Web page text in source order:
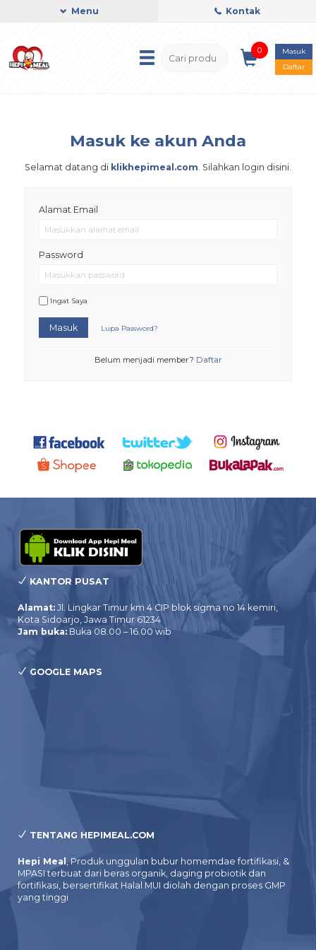
Menu Kontak
0
Masuk
Daftar
Masuk ke akun Anda
Selamat datang di klikhepimeal.com . Silahkan login disini.
Alamat Email
Password
Ingat Saya
Masuk Lupa Password?
Belum menjadi member? Daftar
KANTOR PUSAT
Alamat: Jl. Lingkar Timur km 4 CIP blok sigma no 14 kemiri,
Kota Sidoarjo, Jawa Timur 61234
Jam buka: Buka 08.00 – 16.00 wib
GOOGLE MAPS
TENTANG HEPIMEAL.COM
Hepi Meal , Produk unggulan bubur homemdae fortifikasi, &
MPASI terbuat dari beras organik, daging probiotik dan
fortifikasi, bersertifikat Halal MUI diolah dengan proses GMP
yang tinggi